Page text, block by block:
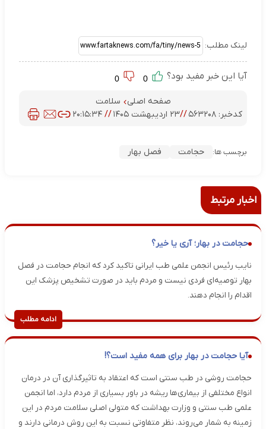
لینک مطلب:
آیا این خبر مفید بود؟
صفحه اصلی
سلامت
کدخبر:۵۶۳۲۰۸ //۲۳ اردیبهشت ۱۴۰۵ //۲۰:۱۵:۳۴
برچسب ها: حجامت فصل بهار
اخبار مرتبط
حجامت در بهار؛ آری یا خیر؟
نایب رئیس انجمن علمی طب ایرانی تاکید کرد که انجام حجامت در فصل
بهار توصیه‌ای فردی نیست و مردم باید در صورت تشخیص پزشک این
اقدام را انجام دهند.
ادامه مطلب
آیا حجامت در بهار برای همه مفید است؟!
حجامت روشی در طب سنتی است که اعتقاد به تاثیرگذاری آن در درمان
انواع مختلفی از بیماری‌ها ریشه در باور بسیاری از مردم دارد، اما انجمن
علمی طب سنتی و وزارت بهداشت که متولی اصلی سلامت مردم در این
زمینه به شمار می‌روند، نظر متفاوتی نسبت به این روش درمانی دارند و